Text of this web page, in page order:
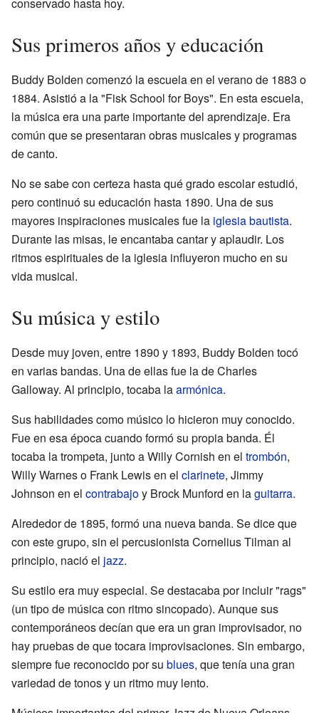
Sus primeros años y educación
Buddy Bolden comenzó la escuela en el verano de 1883 o
1884. Asistió a la "Fisk School for Boys". En esta escuela,
la música era una parte importante del aprendizaje. Era
común que se presentaran obras musicales y programas
de canto.
No se sabe con certeza hasta qué grado escolar estudió,
pero continuó su educación hasta 1890. Una de sus
mayores inspiraciones musicales fue la iglesia bautista.
Durante las misas, le encantaba cantar y aplaudir. Los
ritmos espirituales de la iglesia influyeron mucho en su
vida musical.
Su música y estilo
Desde muy joven, entre 1890 y 1893, Buddy Bolden tocó
en varias bandas. Una de ellas fue la de Charles
Galloway. Al principio, tocaba laarmónica.
Sus habilidades como músico lo hicieron muy conocido.
Fue en esa época cuando formó su propia banda. Él
tocaba la trompeta, junto a Willy Cornish en el trombón,
Willy Warnes o Frank Lewis en el clarinete, Jimmy
Johnson en el contrabajoy Brock Munford en laguitarra.
Alrededor de 1895, formó una nueva banda. Se dice que
con este grupo, sin el percusionista Cornelius Tilman al
principio, nació el jazz.
Su estilo era muy especial. Se destacaba por incluir "rags"
(un tipo de música con ritmo sincopado). Aunque sus
contemporáneos decían que era un gran improvisador, no
hay pruebas de que tocara improvisaciones. Sin embargo,
siempre fue reconocido por su blues, que tenía una gran
variedad de tonos y un ritmo muy lento.